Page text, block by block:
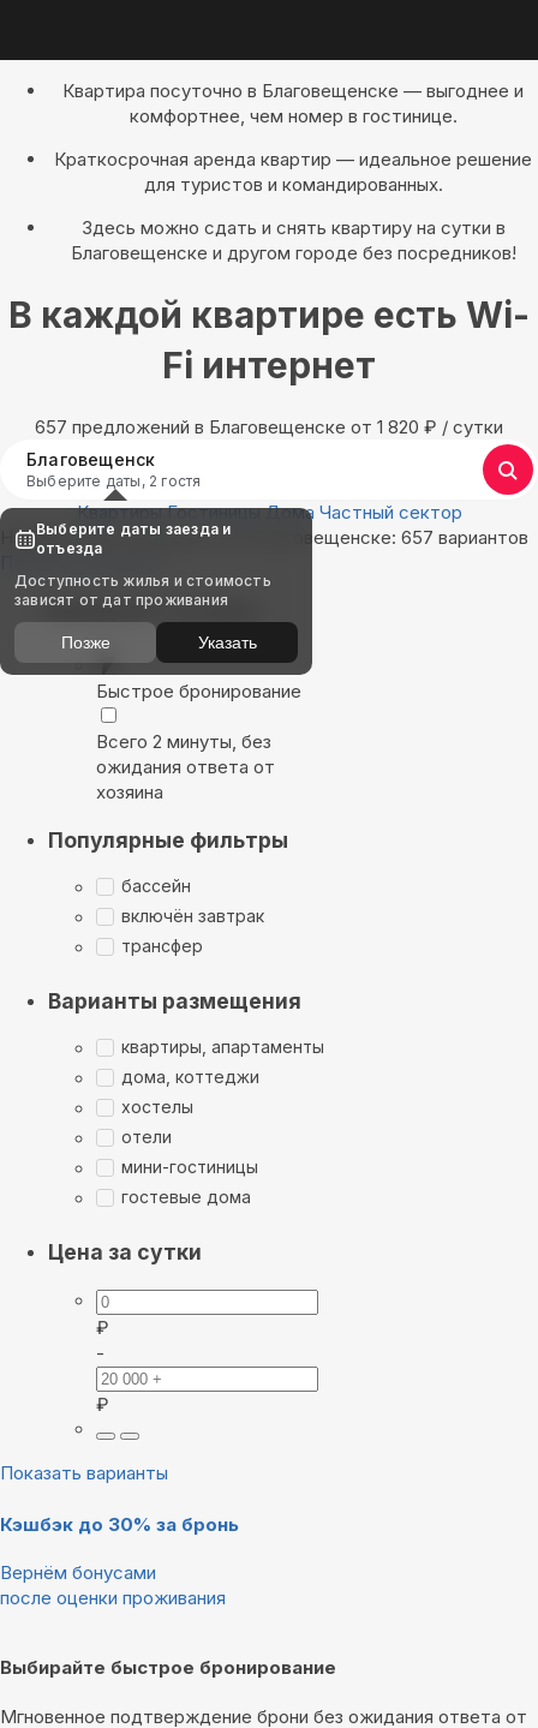
Квартира посуточно в Благовещенске — выгоднее и
комфортнее, чем номер в гостинице.
Краткосрочная аренда квартир — идеальное решение
для туристов и командированных.
Здесь можно сдать и снять квартиру на сутки в
Благовещенске и другом городе без посредников!
В каждой квартире есть Wi-
Fi интернет
657 предложений в Благовещенске oт 1 820 ₽ / сутки
Благовещенск
Выберите даты, 2 гостя
Квартиры Гостиницы Дома Частный сектор
Найдём, где остановиться в Благовещенске: 657 вариантов
Показать на карте
Выбирайте лучшее
Быстрое бронирование
Всего 2 минуты, без
ожидания ответа от
хозяина
Популярные фильтры
бассейн
включён завтрак
трансфер
Варианты размещения
квартиры, апартаменты
дома, коттеджи
хостелы
отели
мини-гостиницы
гостевые дома
Цена за сутки
₽
-
₽
Показать варианты
Кэшбэк до 30% за бронь
Вернём бонусами
после оценки проживания
Выбирайте быстрое бронирование
Мгновенное подтверждение брони без ожидания ответа от
Выберите даты заезда и
отъезда
Доступность жилья и стоимость
зависят от дат проживания
Позже Указать